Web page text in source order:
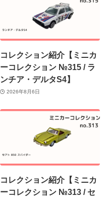
コレクション紹介【ミニカ
ーコレクション №315 / ラ
ンチア・デルタS4】
2026年8月6日
コレクション紹介【ミニカ
ーコレクション №313 / セ